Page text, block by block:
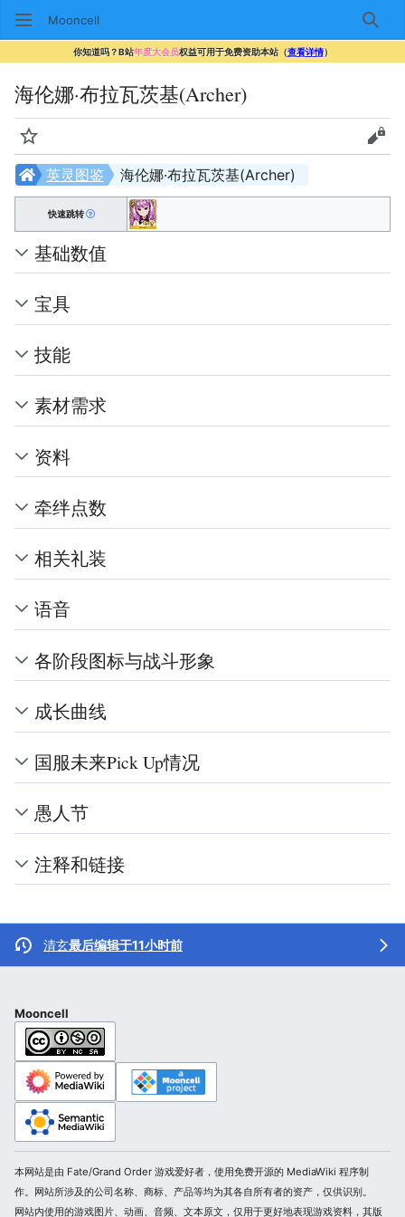
Mooncell 搜索
你知道吗？B站年度大会员权益可用于免费资助本站（查看详情）
海伦娜·布拉瓦茨基(Archer)
监视 查看
海伦娜·布拉瓦茨基(Archer)
英灵图鉴
快速跳转
基础数值
宝具
技能
素材需求
资料
牵绊点数
相关礼装
语音
各阶段图标与战斗形象
成长曲线
国服未来Pick Up情况
愚人节
注释和链接
清玄最后编辑于11小时前
Mooncell
本网站是由 Fate/Grand Order 游戏爱好者，使用免费开源的 MediaWiki 程序制
作。网站所涉及的公司名称、商标、产品等均为其各自所有者的资产，仅供识别。
网站内使用的游戏图片、动画、音频、文本原文，仅用于更好地表现游戏资料，其版